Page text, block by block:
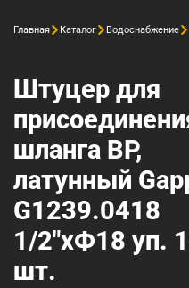
Главная Каталог Водоснабжение
Штуцер для
шланга ВР,
латунный
G1239.0418
1/2"xФ18 уп.
шт.